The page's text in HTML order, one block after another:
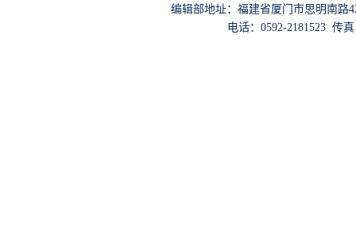
编辑部地址：福建省厦门市思明南路
电话：0592-2181523 传